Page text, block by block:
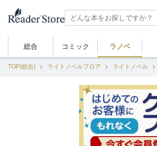
総合 コミック ラノベ
TOP(総合) ライトノベルフロア ライトノベル